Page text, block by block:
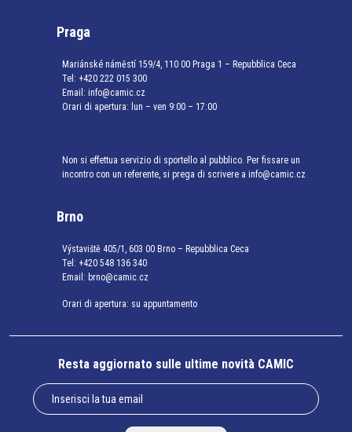
Praga
Mariánské náměstí 159/4, 110 00 Praga 1 – Repubblica Ceca
Tel: +420 222 015 300
Email: info@camic.cz
Orari di apertura: lun – ven 9:00 – 17:00
Non si effettua servizio di sportello al pubblico. Per fissare un
incontro con un referente, si prega di scrivere a info@camic.cz
Brno
Výstaviště 405/1, 603 00 Brno – Repubblica Ceca
Tel: +420 548 136 340
Email: brno@camic.cz
Orari di apertura: su appuntamento
Resta aggiornato sulle ultime novità CAMIC